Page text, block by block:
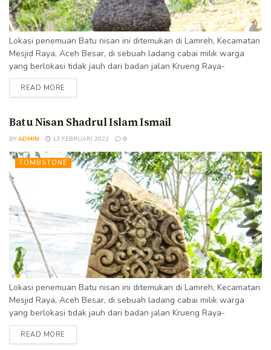
Lokasi penemuan Batu nisan ini ditemukan di Lamreh, Kecamatan
Mesjid Raya, Aceh Besar, di sebuah ladang cabai milik warga
yang berlokasi tidak jauh dari badan jalan Krueng Raya-
Laweung, di atas sebuah bukit, tidak jauh dari batu nisan Shadrul
Islam Ismail. Penemuan ini hasil kerjasama antara CISAH (Center
Kondisi Kondisi batu nisan cukup baik. Inskripsi dapat dibaca...
READ MORE
Batu Nisan Shadrul Islam Ismail
BY ADMIN 13 FEBRUARI 2022 0
TOMBSTONE
Lokasi penemuan Batu nisan ini ditemukan di Lamreh, Kecamatan
Mesjid Raya, Aceh Besar, di sebuah ladang cabai milik warga
yang berlokasi tidak jauh dari badan jalan Krueng Raya-
Laweung, di atas sebuah bukit. Penemuan ini hasil kerjasama
antara CISAH (Center for Information of Samudra Pasai Heritage)
READ MORE